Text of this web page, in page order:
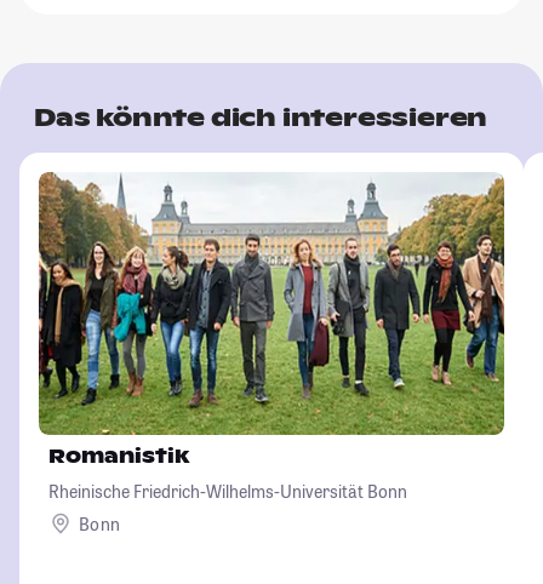
Das könnte dich interessieren
Romanistik
Rheinische Friedrich-Wilhelms-Universität Bonn
Bonn